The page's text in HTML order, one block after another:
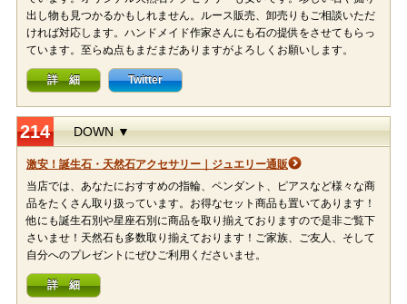
出し物も見つかるかもしれません。ルース販売、卸売りもご相談いただ
ければ対応します。ハンドメイド作家さんにも石の提供をさせてもらっ
ています。至らぬ点もまだまだありますがよろしくお願いします。
詳 細 Twitter
214 DOWN ▼
激安！誕生石・天然石アクセサリー｜ジュエリー通販
当店では、あなたにおすすめの指輪、ペンダント、ピアスなど様々な商
品をたくさん取り扱っています。お得なセット商品も置いてあります！
他にも誕生石別や星座石別に商品を取り揃えておりますので是非ご覧下
さいませ！天然石も多数取り揃えております！ご家族、ご友人、そして
自分へのプレゼントにぜひご利用くださいませ。
詳 細